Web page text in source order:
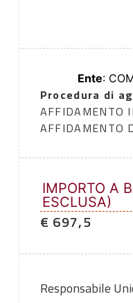
Ente:
Procedura di
AFFIDAMENTO
AFFIDAMENTO
IMPORTO A
ESCLUSA)
€ 697,5
Responsabile